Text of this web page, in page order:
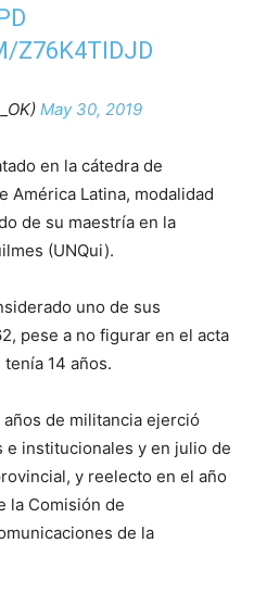
Z76K4TIDJD
May 30, 2019
en la cátedra de
América Latina, modalidad
de su maestría en la
(UNQui).
uno de sus
pese a no figurar en el acta
14 años.
de militancia ejerció
institucionales y en julio de
y reelecto en el año
la Comisión de
de la